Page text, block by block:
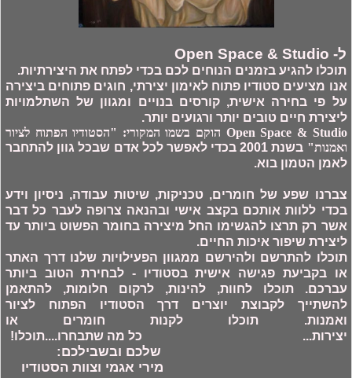
ל- Open Space & Studio
תוכלו להגיע בזמנים הנוחים לכם בכדי לפתח את היצירתיות.
אנו מציעים סטודיו פתוח לאימון יצירתי, חוגים פתוחים ביצירה
על פי בחירה אישית, קורסים בנויים ומגוון של השתלמויות
ליצירת חיים טובים יותר ורגועים יותר.
Open Space & Studio הוקם בשמו המקורי: "הסטודיו הפתוח לציור
ואמנות"
בשנת 2001 בכדי לאפשר לכל אדם שבכל גוון להתחבר
לאמן הטמון בוא.
צברנו שפע של חומרים, טכניקות, שיטות עבודה, ניסיון וידע
בכדי ללוות אותכם בקצב אישי ובהנאה צרופה לעבר כל דבר
אשר רק תרצו להגשימו החל מיצירה בחומר הפשוט ביותר עד
ליצירת שיפור איכות החיים.
תוכלו להתרשם ולהירשם ממגוון הפעילויות שלנו דרך האתר
או בקביעת פגישה אישית בסטודיו - לבחירת הטוב ביותר
עברכם. תוכלו לחוות, להינות, לרקום חלומות, להתאמן
להשתייך לקבוצת יוצרים דרך הסטודיו הפתוח לציור
ואמנות. תוכלו לקנות חומרים או
יצירות... כל מה שתבחרו....תוכלו!
שלכם ובשבילכם:
מירי אגמי וצוות הסטודיו